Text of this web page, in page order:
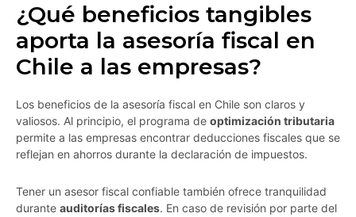
¿Qué beneficios tangibles
aporta la asesoría fiscal en
Chile a las empresas?
Los beneficios de la asesoría fiscal en Chile son claros y
valiosos. Al principio, el programa de optimización tributaria
permite a las empresas encontrar deducciones fiscales que se
reflejan en ahorros durante la declaración de impuestos.
Tener un asesor fiscal confiable también ofrece tranquilidad
durante auditorías fiscales. En caso de revisión por parte del